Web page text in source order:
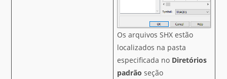
Os arquivos SHX estão
localizados na pasta
especificada no Diretórios
padrão seção